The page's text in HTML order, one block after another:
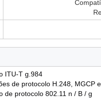
ITU-T g.984
de protocolo H.248, MGCP
de protocolo 802.11 n / B / g